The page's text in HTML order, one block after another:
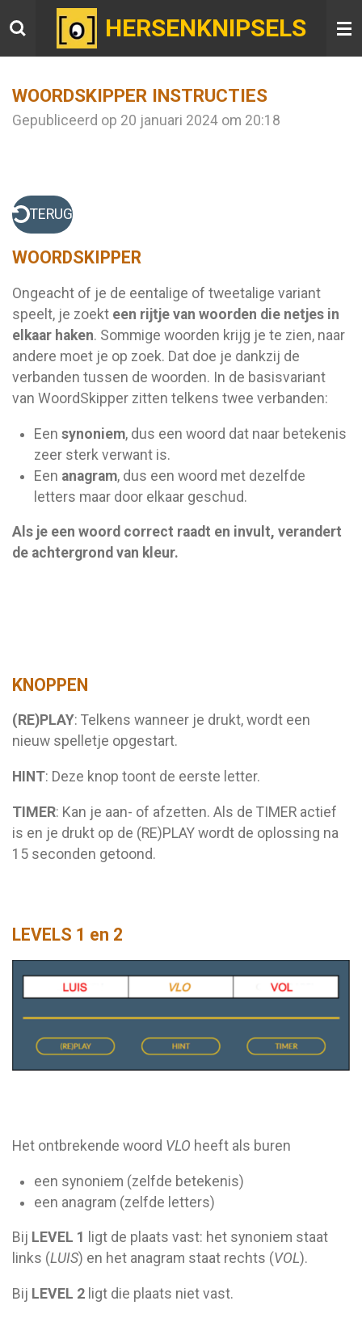
Ga
direct
naar
hoofdinhoud
HERSENKNIPSELS
WOORDSKIPPER INSTRUCTIES
Gepubliceerd op 20 januari 2024 om 20:18
TERUG
WOORDSKIPPER
Ongeacht of je de eentalige of tweetalige variant
speelt, je zoekt een rijtje van woorden die netjes in
elkaar haken. Sommige woorden krijg je te zien, naar
andere moet je op zoek. Dat doe je dankzij de
verbanden tussen de woorden. In de basisvariant
van WoordSkipper zitten telkens twee verbanden:
Een synoniem, dus een woord dat naar betekenis
zeer sterk verwant is.
Een anagram, dus een woord met dezelfde
letters maar door elkaar geschud.
Als je een woord correct raadt en invult, verandert
de achtergrond van kleur.
KNOPPEN
(RE)PLAY: Telkens wanneer je drukt, wordt een
nieuw spelletje opgestart.
HINT: Deze knop toont de eerste letter.
TIMER: Kan je aan- of afzetten. Als de TIMER actief
is en je drukt op de (RE)PLAY wordt de oplossing na
15 seconden getoond.
LEVELS 1 en 2
Het ontbrekende woord VLO heeft als buren
een synoniem (zelfde betekenis)
een anagram (zelfde letters)
Bij LEVEL 1
ligt de plaats vast: het synoniem staat
links (LUIS) en het anagram staat rechts (VOL).
Bij LEVEL 2 ligt die plaats niet vast.